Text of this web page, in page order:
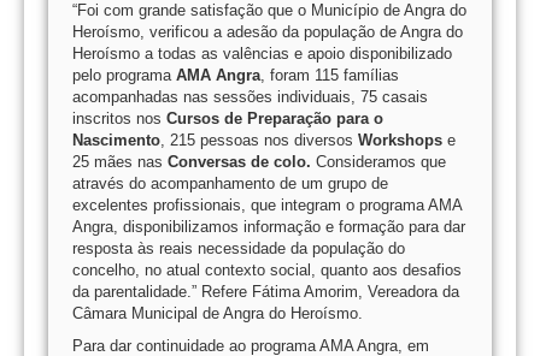
“Foi com grande satisfação que o Município de Angra do
Heroísmo, verificou a adesão da população de Angra do
Heroísmo a todas as valências e apoio disponibilizado
pelo programa AMA Angra, foram 115 famílias
acompanhadas nas sessões individuais, 75 casais
inscritos nos Cursos de Preparação para o
Nascimento, 215 pessoas nos diversos Workshops e
25 mães nas Conversas de colo. Consideramos que
através do acompanhamento de um grupo de
excelentes profissionais, que integram o programa AMA
Angra, disponibilizamos informação e formação para dar
resposta às reais necessidade da população do
concelho, no atual contexto social, quanto aos desafios
da parentalidade.” Refere Fátima Amorim, Vereadora da
Câmara Municipal de Angra do Heroísmo.
Para dar continuidade ao programa AMA Angra, em